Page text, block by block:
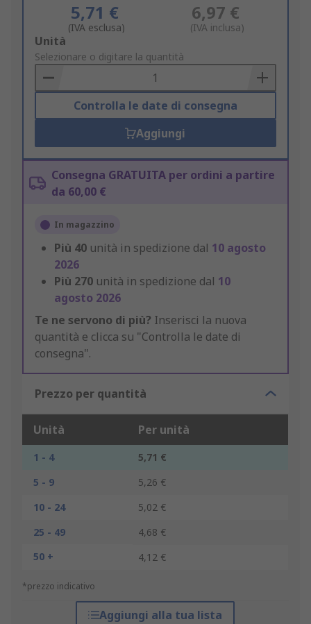
5,71 €
(IVA esclusa)
6,97 €
(IVA inclusa)
Add
to
Basket
Unità
Selezionare o digitare la quantità
Controlla le date di consegna
Aggiungi
Consegna GRATUITA per ordini a partire
da 60,00 €
In magazzino
Più 40 unità in spedizione dal 10 agosto
2026
Più 270 unità in spedizione dal 10
agosto 2026
Te ne servono di più? Inserisci la nuova
quantità e clicca su "Controlla le date di
consegna".
Prezzo per quantità
Unità Per unità
1 - 4
5,71 €
5 - 9
5,26 €
10 - 24
5,02 €
25 - 49
4,68 €
50 +
4,12 €
*prezzo indicativo
Aggiungi alla tua lista